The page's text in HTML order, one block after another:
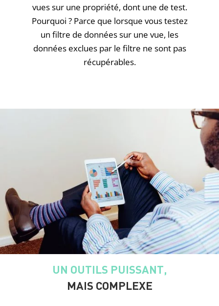
vues sur une propriété, dont une de test.
Pourquoi ? Parce que lorsque vous testez
un filtre de données sur une vue, les
données exclues par le filtre ne sont pas
récupérables.
UN OUTILS PUISSANT,
MAIS COMPLEXE